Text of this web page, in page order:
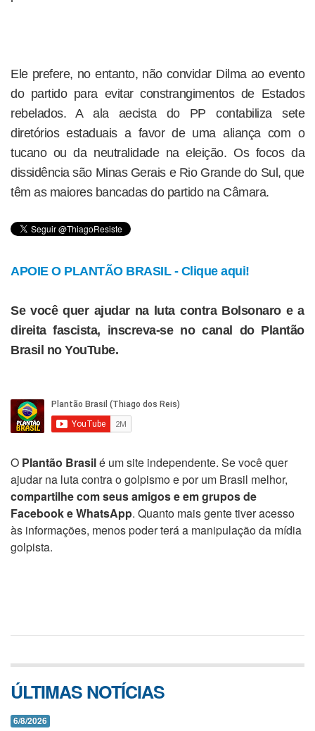
Ele prefere, no entanto, não convidar Dilma ao evento
do partido para evitar constrangimentos de Estados
rebelados. A ala aecista do PP contabiliza sete
diretórios estaduais a favor de uma aliança com o
tucano ou da neutralidade na eleição. Os focos da
dissidência são Minas Gerais e Rio Grande do Sul, que
têm as maiores bancadas do partido na Câmara.
APOIE O PLANTÃO BRASIL - Clique aqui!
Se você quer ajudar na luta contra Bolsonaro e a
direita fascista, inscreva-se no canal do Plantão
Brasil no YouTube.
O Plantão Brasilé um site independente. Se você quer
ajudar na luta contra o golpismo e por um Brasil melhor,
compartilhe com seus amigos e em grupos de
Facebook e WhatsApp. Quanto mais gente tiver acesso
às informações, menos poder terá a manipulação da mídia
golpista.
ÚLTIMAS NOTÍCIAS
6/8/2026